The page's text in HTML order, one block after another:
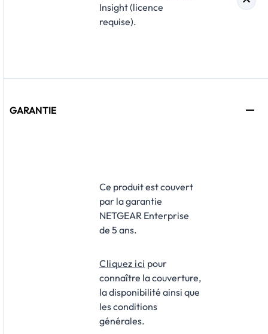
Insight (licence
requise).
GARANTIE
Ce produit est couvert
par la garantie
NETGEAR Enterprise
de 5 ans.
Cliquez ici pour
connaître la couverture,
la disponibilité ainsi que
les conditions
générales.